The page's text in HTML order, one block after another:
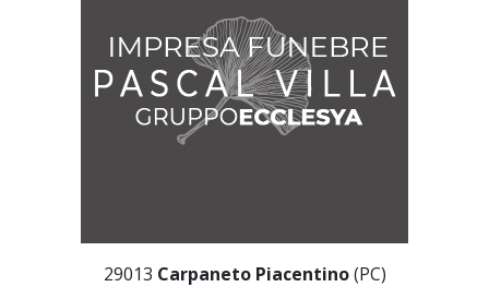
29013 Carpaneto Piacentino(PC)